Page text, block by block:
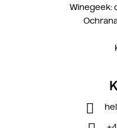
Winegeek: